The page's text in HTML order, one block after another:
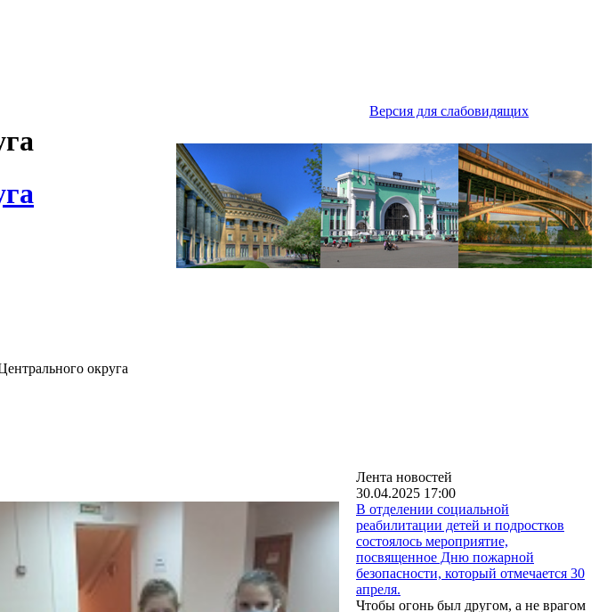
Версия для слабовидящих
округа
Лента новостей
30.04.2025 17:00
В отделении социальной
реабилитации детей и подростков
состоялось мероприятие,
посвященное Дню пожарной
безопасности, который отмечается 30
апреля.
Чтобы огонь был другом, а не врагом